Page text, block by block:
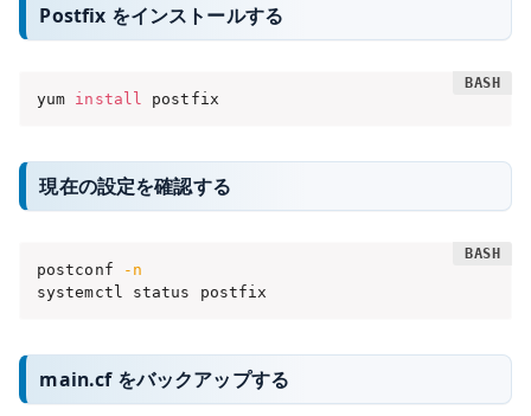
Postfix をインストールする
yum install postfix
現在の設定を確認する
postconf
-n
systemctl status postfix
main.cf をバックアップする